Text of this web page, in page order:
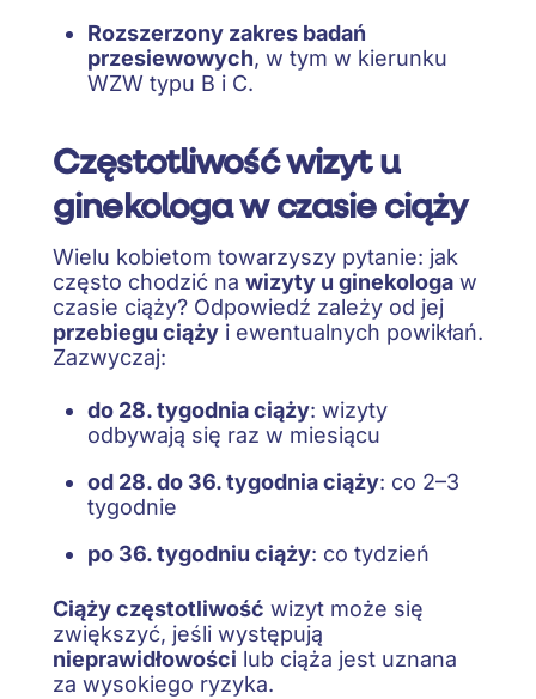
Rozszerzony zakres badań
przesiewowych, w tym w kierunku
WZW typu B i C.
Częstotliwość wizyt u
ginekologa w czasie ciąży
Wielu kobietom towarzyszy pytanie: jak
często chodzić na wizyty u ginekologa w
czasie ciąży? Odpowiedź zależy od jej
przebiegu ciąży i ewentualnych powikłań.
Zazwyczaj:
do 28. tygodnia ciąży: wizyty
odbywają się raz w miesiącu
od 28. do 36. tygodnia ciąży: co 2–3
tygodnie
po 36. tygodniu ciąży: co tydzień
Ciąży częstotliwość wizyt może się
zwiększyć, jeśli występują
nieprawidłowości lub ciąża jest uznana
za wysokiego ryzyka.